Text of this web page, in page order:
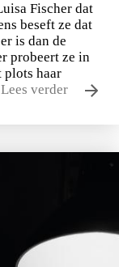
Fischer dat
beseft ze dat
is dan de
probeert ze in
plots haar
Lees verder